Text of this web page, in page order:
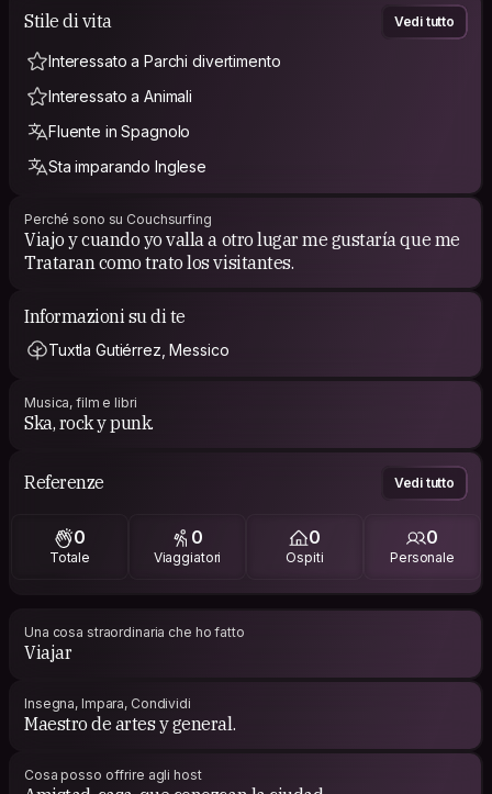
Stile di vita Vedi tutto
Interessato a Parchi divertimento
Interessato a Animali
Fluente in Spagnolo
Sta imparando Inglese
Perché sono su Couchsurfing
Viajo y cuando yo valla a otro lugar me gustaría que me
Trataran como trato los visitantes.
Informazioni su di te
Tuxtla Gutiérrez, Messico
Musica, film e libri
Ska, rock y punk.
Referenze Vedi tutto
0
Totale
0
Viaggiatori
0
Ospiti
0
Personale
Una cosa straordinaria che ho fatto
Viajar
Insegna, Impara, Condividi
Maestro de artes y general.
Cosa posso offrire agli host